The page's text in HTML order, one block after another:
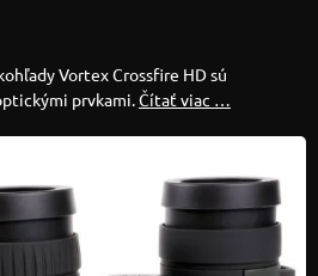
Vortex Crossfire HD sú
prvkami.Čítať viac …